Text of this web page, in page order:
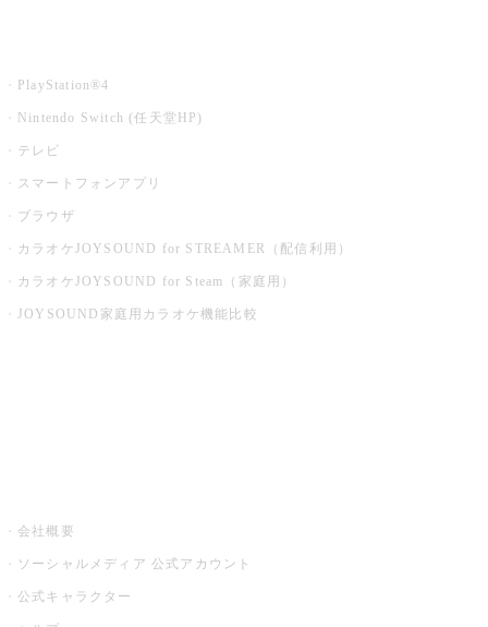
PlayStation®4
Nintendo Switch (任天堂HP)
テレビ
スマートフォンアプリ
ブラウザ
カラオケJOYSOUND for STREAMER（配信利用）
カラオケJOYSOUND for Steam（家庭用）
JOYSOUND家庭用カラオケ機能比較
会社概要
ソーシャルメディア 公式アカウント
公式キャラクター